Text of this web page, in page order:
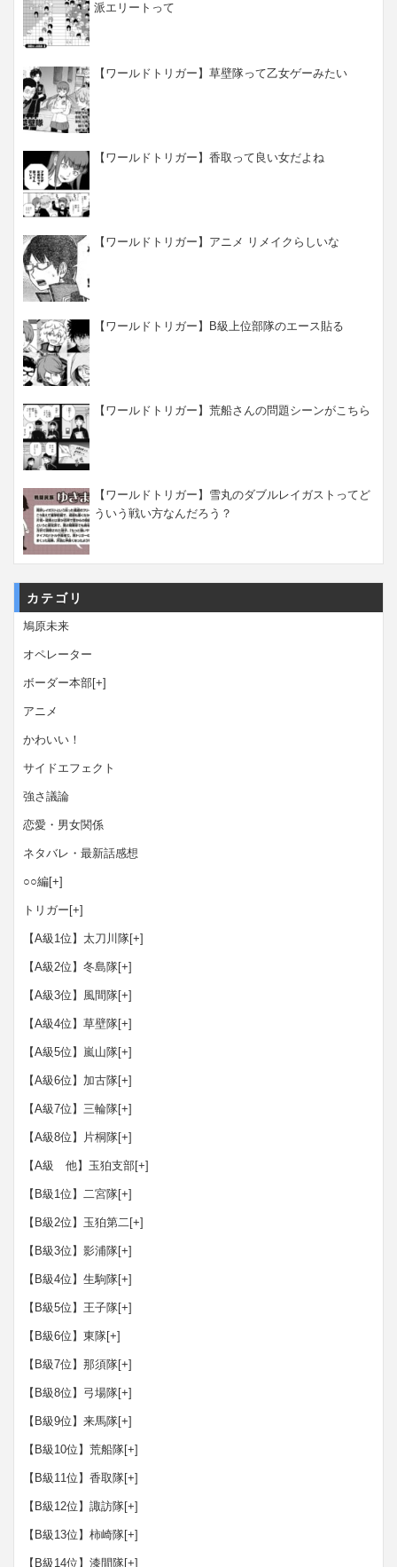
派エリートって
【ワールドトリガー】草壁隊って乙女ゲーみたい
【ワールドトリガー】香取って良い女だよね
【ワールドトリガー】アニメ リメイクらしいな
【ワールドトリガー】B級上位部隊のエース貼る
【ワールドトリガー】荒船さんの問題シーンがこちら
【ワールドトリガー】雪丸のダブルレイガストってど
ういう戦い方なんだろう？
カテゴリ
鳩原未来
オペレーター
ボーダー本部[+]
アニメ
かわいい！
サイドエフェクト
強さ議論
恋愛・男女関係
ネタバレ・最新話感想
○○編[+]
トリガー [+]
【A級1位】太刀川隊[+]
【A級2位】冬島隊[+]
【A級3位】風間隊[+]
【A級4位】草壁隊[+]
【A級5位】嵐山隊[+]
【A級6位】加古隊[+]
【A級7位】三輪隊[+]
【A級8位】片桐隊[+]
【A級 他】玉狛支部[+]
【B級1位】二宮隊[+]
【B級2位】玉狛第二[+]
【B級3位】影浦隊[+]
【B級4位】生駒隊[+]
【B級5位】王子隊[+]
【B級6位】東隊[+]
【B級7位】那須隊[+]
【B級8位】弓場隊[+]
【B級9位】来馬隊[+]
【B級10位】荒船隊[+]
【B級11位】香取隊[+]
【B級12位】諏訪隊[+]
【B級13位】柿崎隊[+]
【B級14位】漆間隊[+]